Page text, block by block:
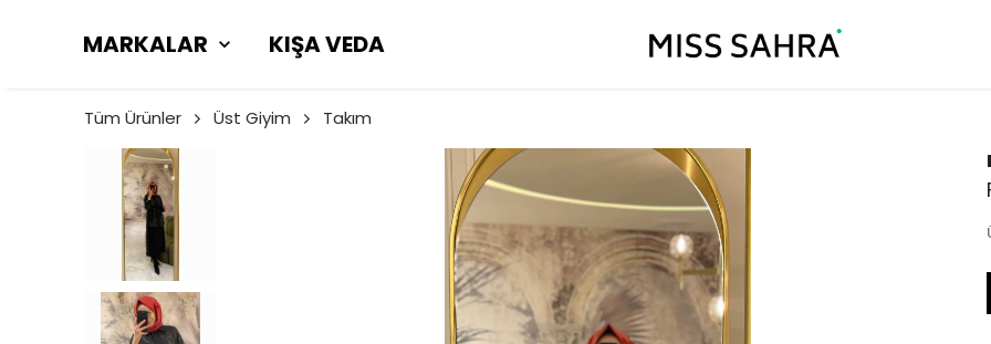
MARKALAR KIŞA VEDA
Tüm Ürünler Üst Giyim Takım